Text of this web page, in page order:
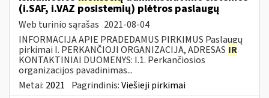
(i.SAF, i.VAZ posistemių) plėtros paslaugų
Web turinio sąrašas 2021-08-04
INFORMACIJA APIE PRADEDAMUS PIRKIMUS Paslaugų
pirkimai I. PERKANČIOJI ORGANIZACIJA, ADRESAS IR
KONTAKTINIAI DUOMENYS: I.1. Perkančiosios
organizacijos pavadinimas...
Metai: 2021 Pagrindinis:Viešieji pirkimai